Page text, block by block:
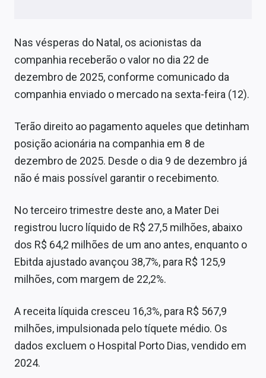
Sobre
Expediente
Contato
Nas vésperas do Natal, os acionistas da
companhia receberão o valor no dia 22 de
dezembro de 2025, conforme comunicado da
companhia enviado o mercado na sexta-feira (12).
Terão direito ao pagamento aqueles que detinham
posição acionária na companhia em 8 de
dezembro de 2025. Desde o dia 9 de dezembro já
não é mais possível garantir o recebimento.
No terceiro trimestre deste ano, a Mater Dei
registrou lucro líquido de R$ 27,5 milhões, abaixo
dos R$ 64,2 milhões de um ano antes, enquanto o
Ebitda ajustado avançou 38,7%, para R$ 125,9
milhões, com margem de 22,2%.
A receita líquida cresceu 16,3%, para R$ 567,9
milhões, impulsionada pelo tíquete médio. Os
dados excluem o Hospital Porto Dias, vendido em
2024.